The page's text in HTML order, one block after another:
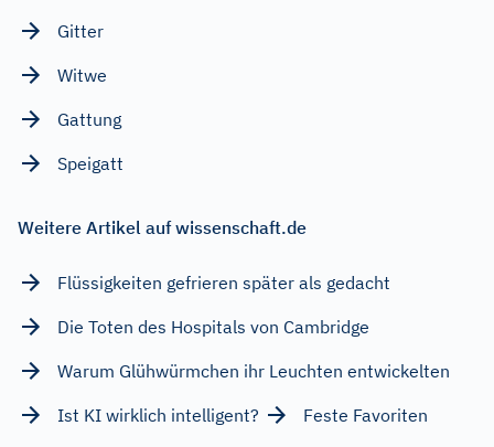
Gitter
Witwe
Gattung
Speigatt
Weitere Artikel auf wissenschaft.de
Flüssigkeiten gefrieren später als gedacht
Die Toten des Hospitals von Cambridge
Warum Glühwürmchen ihr Leuchten entwickelten
Ist KI wirklich intelligent?
Feste Favoriten